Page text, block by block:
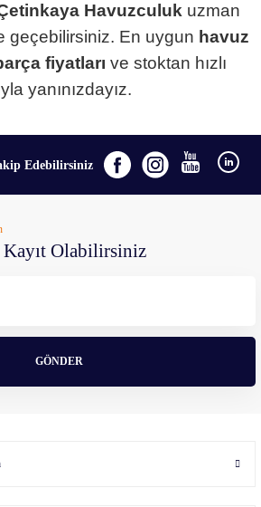
Havuzculuk uzman
geçebilirsiniz. En uygun havuz
fiyatları ve stoktan hızlı
yanınızdayız.
Edebilirsiniz
Olabilirsiniz
GÖNDER